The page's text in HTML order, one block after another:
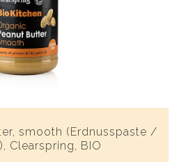
smooth (Erdnusspaste /
Clearspring, BIO